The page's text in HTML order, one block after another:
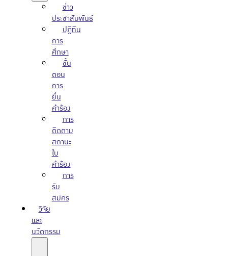
ข่าว
ประชาสัมพันธ์
ปฏิทิน
การ
ศึกษา
ขั้น
ตอน
การ
ยื่น
คำร้อง
การ
ติดตาม
สถานะ
ใบ
คำร้อง
การ
รับ
สมัคร
วิจัย
และ
นวัตกรรม